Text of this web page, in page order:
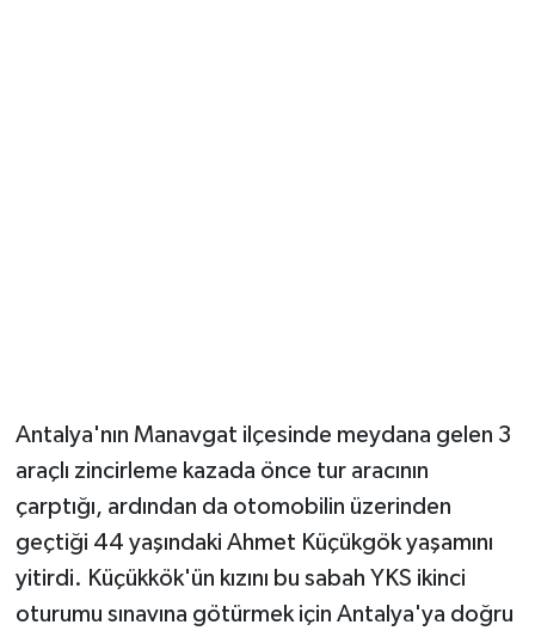
Antalya'nın Manavgat ilçesinde meydana gelen 3
araçlı zincirleme kazada önce tur aracının
çarptığı, ardından da otomobilin üzerinden
geçtiği 44 yaşındaki Ahmet Küçükgök yaşamını
yitirdi. Küçükkök'ün kızını bu sabah YKS ikinci
oturumu sınavına götürmek için Antalya'ya doğru